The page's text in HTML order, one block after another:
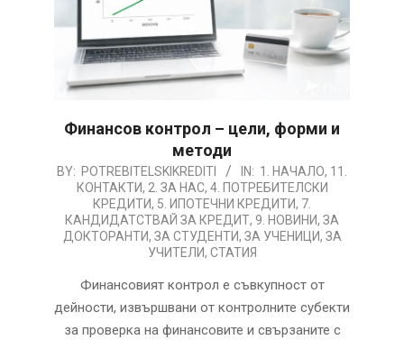
Финансов контрол – цели, форми и
методи
2026-
06
BY: POTREBITELSKIKREDITI IN: 1. НАЧАЛО, 11.
КОНТАКТИ, 2. ЗА НАС, 4. ПОТРЕБИТЕЛСКИ
КРЕДИТИ, 5. ИПОТЕЧНИ КРЕДИТИ, 7.
КАНДИДАТСТВАЙ ЗА КРЕДИТ, 9. НОВИНИ, ЗА
ДОКТОРАНТИ, ЗА СТУДЕНТИ, ЗА УЧЕНИЦИ, ЗА
УЧИТЕЛИ, СТАТИЯ
Финансовият контрол е съвкупност от
дейности, извършвани от контролните субекти
за проверка на финансовите и свързаните с